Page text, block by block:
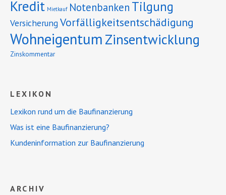
Kredit Mietkauf Notenbanken Tilgung
VersicherungVorfälligkeitsentschädigung
Wohneigentum Zinsentwicklung
Zinskommentar
LEXIKON
Lexikon rund um die Baufinanzierung
Was ist eine Baufinanzierung?
Kundeninformation zur Baufinanzierung
ARCHIV